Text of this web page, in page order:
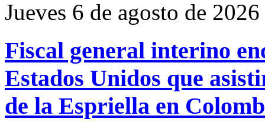
Jueves 6 de agosto de 2026
Fiscal general interino
Estados Unidos que
de la Espriella en